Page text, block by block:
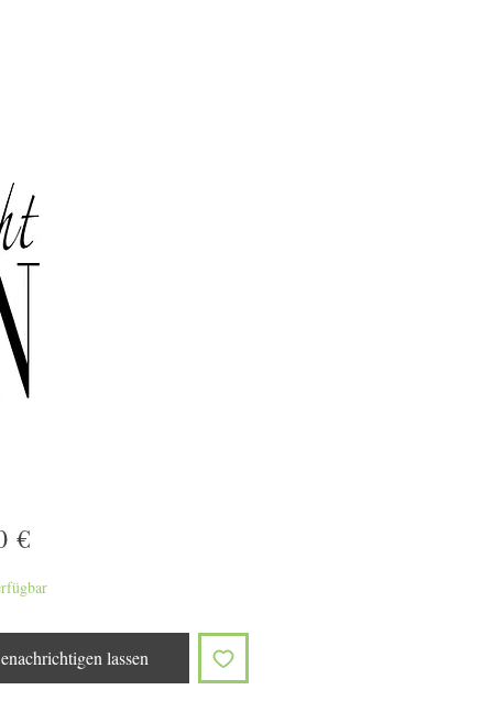
€Preis
lassen